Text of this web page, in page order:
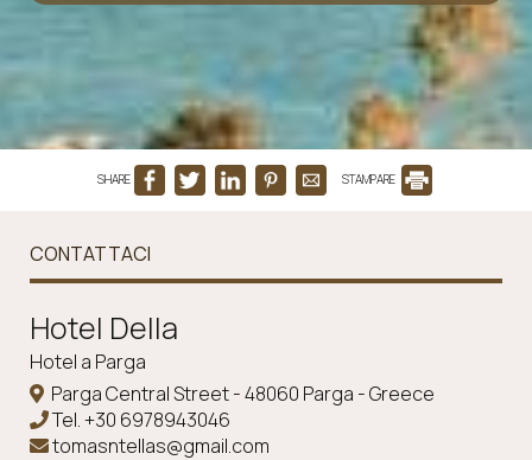
SHARE STAMPARE
CONTATTACI
Ηotel Della
Hotel a Parga
Parga Central Street - 48060 Parga - Greece
Tel.+30 6978943046
tomasntellas@gmail.com